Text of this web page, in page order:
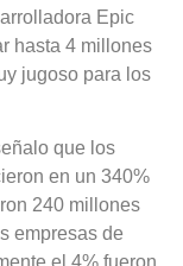
Epic
hasta 4 millones
jugoso para los
que los
en un 340%
240 millones
empresas de